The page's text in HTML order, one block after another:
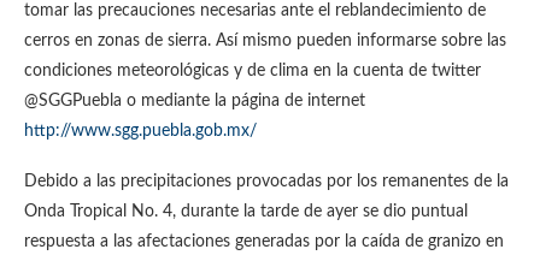
tomar las precauciones necesarias ante el reblandecimiento de
cerros en zonas de sierra. Así mismo pueden informarse sobre las
condiciones meteorológicas y de clima en la cuenta de twitter
@SGGPuebla o mediante la página de internet
http://www.sgg.puebla.gob.mx/
Debido a las precipitaciones provocadas por los remanentes de la
Onda Tropical No. 4, durante la tarde de ayer se dio puntual
respuesta a las afectaciones generadas por la caída de granizo en